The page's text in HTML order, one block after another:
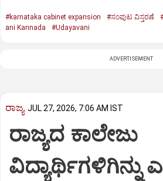
#karnataka cabinet expansion #ಸಂಪುಟ ವಿಸ್ತರಣೆ
ani Kannada
#Udayavani
ADVERTISEMENT
ರಾಜ್ಯ JUL 27, 2026, 7:06 AM IST
ರಾಜ್ಯದ ಕಾಲೇಜು